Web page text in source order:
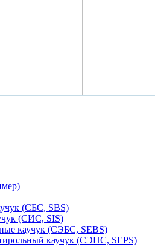
(СБС, SBS)
(СИС, SIS)
каучук (СЭБС, SEBS)
каучук (СЭПС, SEPS)